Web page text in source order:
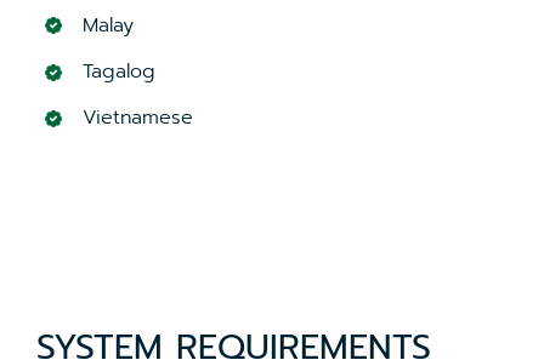
Malay
Tagalog
Vietnamese
SYSTEM REQUIREMENTS